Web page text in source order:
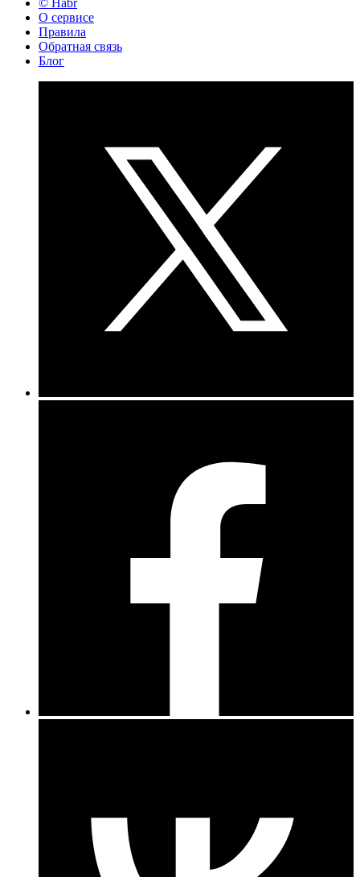
© Habr
О сервисе
Правила
Обратная связь
Блог